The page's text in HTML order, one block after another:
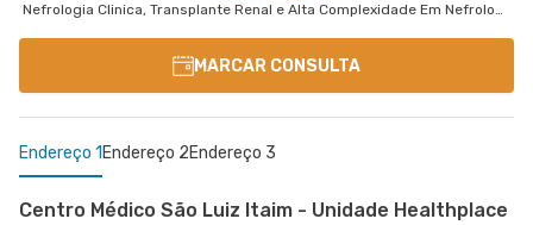
Nefrologia Clinica, Transplante Renal e Alta Complexidade Em Nefrologia
MARCAR CONSULTA
Endereço 1 Endereço 2Endereço 3
Centro Médico São Luiz Itaim - Unidade Healthplace